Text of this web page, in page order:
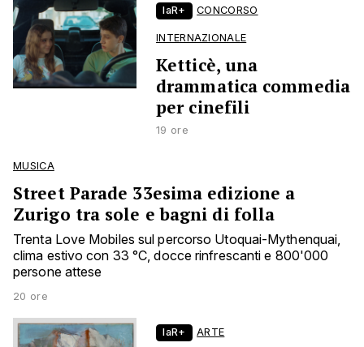
laR+ CONCORSO
INTERNAZIONALE
Ketticè, una
drammatica commedia
per cinefili
19 ore
MUSICA
Street Parade 33esima edizione a
Zurigo tra sole e bagni di folla
Trenta Love Mobiles sul percorso Utoquai-Mythenquai,
clima estivo con 33 °C, docce rinfrescanti e 800'000
persone attese
20 ore
laR+ ARTE